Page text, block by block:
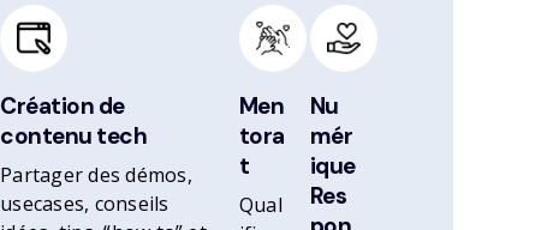
Création de
contenu tech
Partager des démos,
usecases, conseils
Men
tora
t
Qual
Nu
mér
ique
Res